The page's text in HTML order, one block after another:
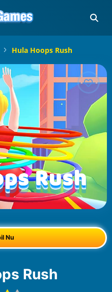
Hula Hoops Rush
Nu
Rush